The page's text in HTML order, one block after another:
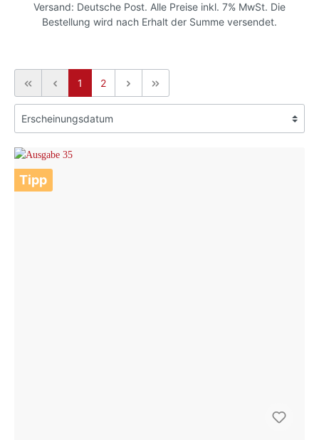
Versand: Deutsche Post. Alle Preise inkl. 7% MwSt. Die
Bestellung wird nach Erhalt der Summe versendet.
1 2
Tipp